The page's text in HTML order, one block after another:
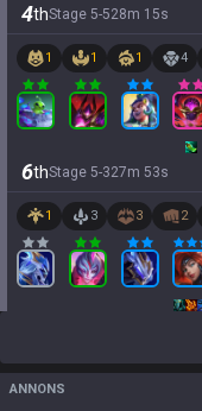
4thStage 5-528m 15s
1 1 1 4
6thStage 5-327m 53s
1 3 3 2
ANNONS